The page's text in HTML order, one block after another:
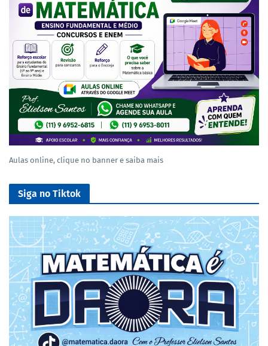
Aulas online, clique no banner e saiba mais
Siga no Tiktok